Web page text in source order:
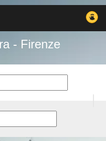
- Firenze